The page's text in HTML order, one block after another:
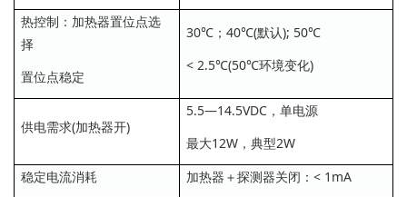
热控制：加热器置位点选
择
置位点稳定
30℃；40℃(默认); 50℃
< 2.5℃(50℃环境变化)
供电需求(加热器开)
5.5—14.5VDC，单电源
最大12W，典型2W
稳定电流消耗
加热器＋探测器关闭：< 1mA